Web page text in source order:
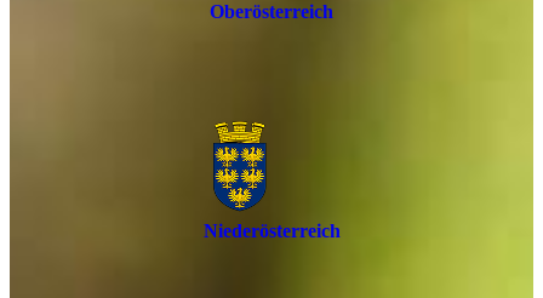
Oberösterreich
Niederösterreich